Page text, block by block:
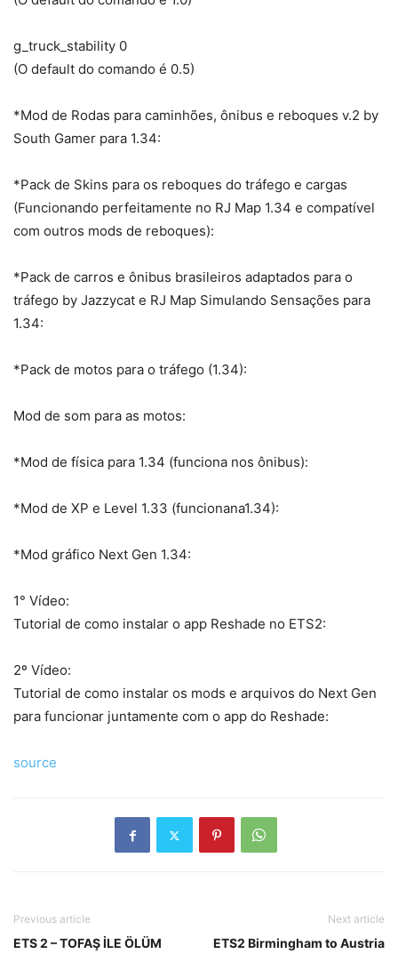
g_truck_stability 0
(O default do comando é 0.5)
*Mod de Rodas para caminhões, ônibus e reboques v.2 by
South Gamer para 1.34:
*Pack de Skins para os reboques do tráfego e cargas
(Funcionando perfeitamente no RJ Map 1.34 e compatível
com outros mods de reboques):
*Pack de carros e ônibus brasileiros adaptados para o
tráfego by Jazzycat e RJ Map Simulando Sensações para
1.34:
*Pack de motos para o tráfego (1.34):
Mod de som para as motos:
*Mod de física para 1.34 (funciona nos ônibus):
*Mod de XP e Level 1.33 (funcionana1.34):
*Mod gráfico Next Gen 1.34:
1° Vídeo:
Tutorial de como instalar o app Reshade no ETS2:
2º Vídeo:
Tutorial de como instalar os mods e arquivos do Next Gen
para funcionar juntamente com o app do Reshade:
source
Previous article
ETS 2 – TOFAŞ İLE ÖLÜM
Next article
ETS2 Birmingham to Austria